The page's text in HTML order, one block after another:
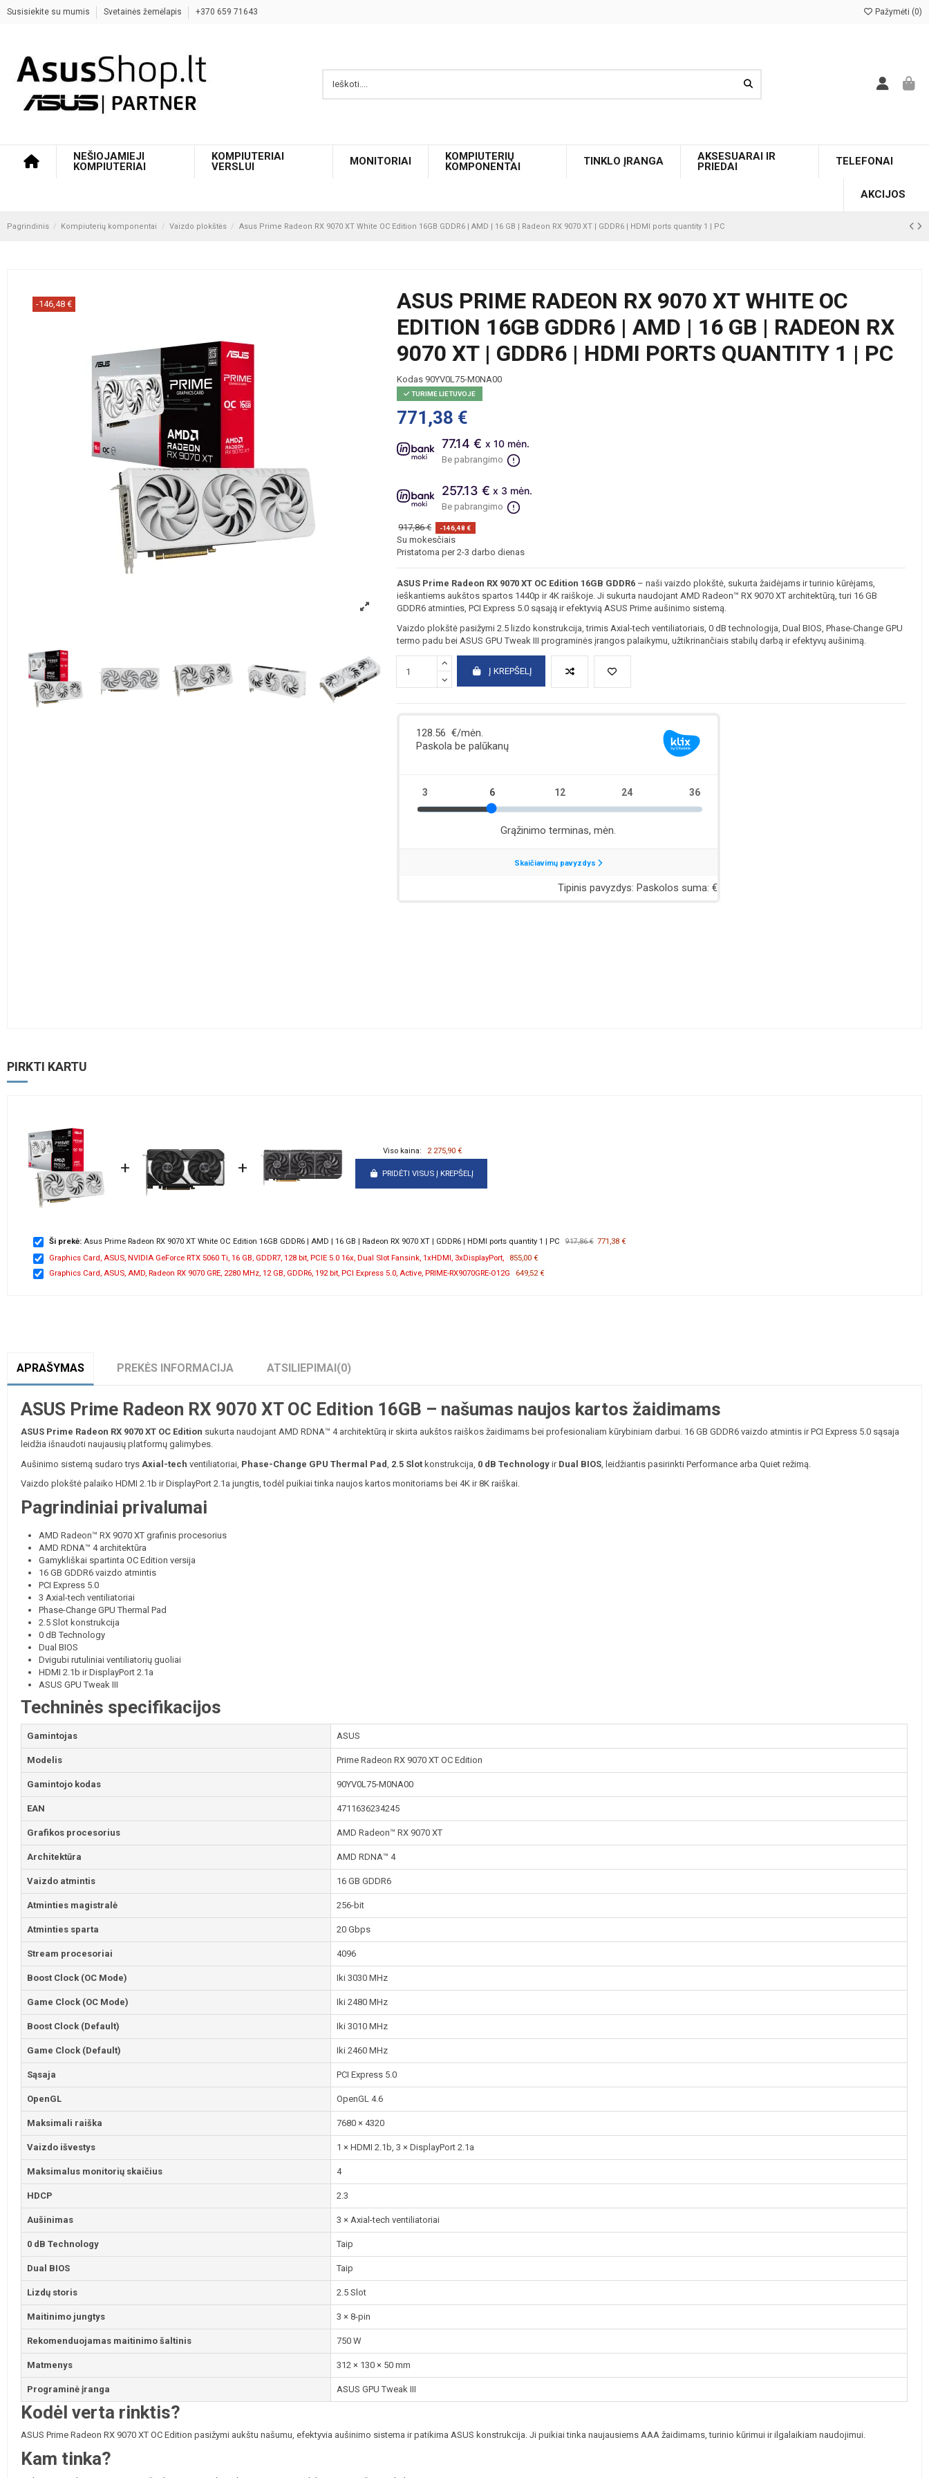
Susisiekite su mumis Svetainės žemėlapis +370 659 71643 Pažymėti (0)
NEŠIOJAMIEJI
KOMPIUTERIAI
KOMPIUTERIAI
VERSLUI
MONITORIAI
KOMPIUTERIŲ
KOMPONENTAI
TINKLO ĮRANGA
AKSESUARAI IR
PRIEDAI
TELEFONAI
AKCIJOS
Pagrindinis Kompiuterių komponentai Vaizdo plokštės Asus Prime Radeon RX 9070 XT White OC Edition 16GB GDDR6 | AMD | 16 GB | Radeon RX 9070 XT | GDDR6 | HDMI ports quantity 1 | PC
-146,48 €
ASUS PRIME RADEON RX 9070 XT WHITE OC
EDITION 16GB GDDR6 | AMD | 16 GB | RADEON RX
9070 XT | GDDR6 | HDMI PORTS QUANTITY 1 | PC
Kodas 90YV0L75-M0NA00
TURIME LIETUVOJE
771,38 €
77.14 € x 10 mėn.
Be pabrangimo
257.13 € x 3 mėn.
Be pabrangimo
917,86 €
-146,48 €
Su mokesčiais
Pristatoma per 2-3 darbo dienas
ASUS Prime Radeon RX 9070 XT OC Edition 16GB GDDR6– naši vaizdo plokštė, sukurta žaidėjams ir turinio kūrėjams,
ieškantiems aukštos spartos 1440p ir 4K raiškoje. Ji sukurta naudojant AMD Radeon™ RX 9070 XT architektūrą, turi 16 GB
GDDR6 atminties, PCI Express 5.0 sąsają ir efektyvią ASUS Prime aušinimo sistemą.
Vaizdo plokštė pasižymi 2.5 lizdo konstrukcija, trimis Axial-tech ventiliatoriais, 0 dB technologija, Dual BIOS, Phase-Change GPU
termo padu bei ASUS GPU Tweak III programinės įrangos palaikymu, užtikrinančiais stabilų darbą ir efektyvų aušinimą.
Į KREPŠELĮ
PIRKTI KARTU
+ +
Viso kaina: 2 275,90 €
PRIDĖTI VISUS Į KREPŠELĮ
Ši prekė: Asus Prime Radeon RX 9070 XT White OC Edition 16GB GDDR6 | AMD | 16 GB | Radeon RX 9070 XT | GDDR6 | HDMI ports quantity 1 | PC 917,86 € 771,38 €
Graphics Card, ASUS, NVIDIA GeForce RTX 5060 Ti, 16 GB, GDDR7, 128 bit, PCIE 5.0 16x, Dual Slot Fansink, 1xHDMI, 3xDisplayPort,
855,00 €
Graphics Card, ASUS, AMD, Radeon RX 9070 GRE, 2280 MHz, 12 GB, GDDR6, 192 bit, PCI Express 5.0, Active, PRIME-RX9070GRE-O12G
649,52 €
APRAŠYMAS PREKĖS INFORMACIJA ATSILIEPIMAI(0)
ASUS Prime Radeon RX 9070 XT OC Edition 16GB – našumas naujos kartos žaidimams
ASUS Prime Radeon RX 9070 XT OC Edition sukurta naudojant AMD RDNA™ 4 architektūrą ir skirta aukštos raiškos žaidimams bei profesionaliam kūrybiniam darbui. 16 GB GDDR6 vaizdo atmintis ir PCI Express 5.0 sąsaja
leidžia išnaudoti naujausių platformų galimybes.
Aušinimo sistemą sudaro trys Axial-tech ventiliatoriai, Phase-Change GPU Thermal Pad 2.5 Slot konstrukcija, 0 dB Technology ir Dual BIOS , leidžiantis pasirinkti Performance arba Quiet režimą.
Vaizdo plokštė palaiko HDMI 2.1b ir DisplayPort 2.1a jungtis, todėl puikiai tinka naujos kartos monitoriams bei 4K ir 8K raiškai.
Pagrindiniai privalumai
AMD Radeon™ RX 9070 XT grafinis procesorius
AMD RDNA™ 4 architektūra
Gamykliškai spartinta OC Edition versija
16 GB GDDR6 vaizdo atmintis
PCI Express 5.0
3 Axial-tech ventiliatoriai
Phase-Change GPU Thermal Pad
2.5 Slot konstrukcija
0 dB Technology
Dual BIOS
Dvigubi rutuliniai ventiliatorių guoliai
HDMI 2.1b ir DisplayPort 2.1a
ASUS GPU Tweak III
Techninės specifikacijos
Gamintojas ASUS
Modelis Prime Radeon RX 9070 XT OC Edition
Gamintojo kodas 90YV0L75-M0NA00
EAN 4711636234245
Grafikos procesorius AMD Radeon™ RX 9070 XT
Architektūra AMD RDNA™ 4
Vaizdo atmintis 16 GB GDDR6
Atminties magistralė 256-bit
Atminties sparta 20 Gbps
Stream procesoriai 4096
Boost Clock (OC Mode) Iki 3030 MHz
Game Clock (OC Mode) Iki 2480 MHz
Boost Clock (Default) Iki 3010 MHz
Game Clock (Default) Iki 2460 MHz
Sąsaja PCI Express 5.0
OpenGL OpenGL 4.6
Maksimali raiška 7680 × 4320
Vaizdo išvestys 1 × HDMI 2.1b, 3 × DisplayPort 2.1a
Maksimalus monitorių skaičius 4
HDCP 2.3
Aušinimas 3 × Axial-tech ventiliatoriai
0 dB Technology Taip
Dual BIOS Taip
Lizdų storis 2.5 Slot
Maitinimo jungtys 3 × 8-pin
Rekomenduojamas maitinimo šaltinis 750 W
Matmenys 312 × 130 × 50 mm
Programinė įranga ASUS GPU Tweak III
Kodėl verta rinktis?
ASUS Prime Radeon RX 9070 XT OC Edition pasižymi aukštu našumu, efektyvia aušinimo sistema ir patikima ASUS konstrukcija. Ji puikiai tinka naujausiems AAA žaidimams, turinio kūrimui ir ilgalaikiam naudojimui.
Kam tinka?